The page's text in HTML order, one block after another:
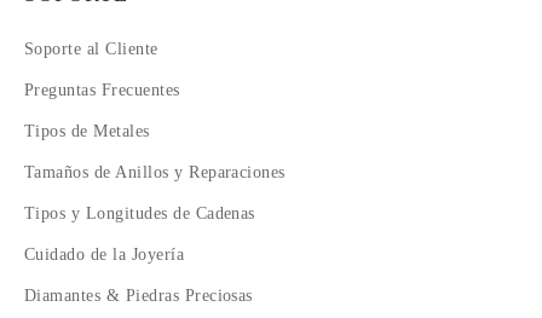
Soporte al Cliente
Preguntas Frecuentes
Tipos de Metales
Tamaños de Anillos y Reparaciones
Tipos y Longitudes de Cadenas
Cuidado de la Joyería
Diamantes & Piedras Preciosas